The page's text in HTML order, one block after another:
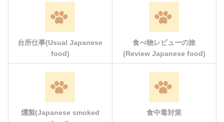
台所仕事(Usual Japanese
food)
食べ物レビューの旅
(Review Japanese food)
燻製(Japanese smoked
食中毒対策